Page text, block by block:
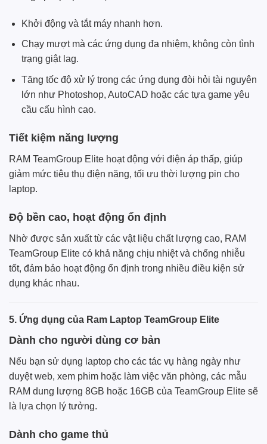
Khởi động và tắt máy nhanh hơn.
Chạy mượt mà các ứng dụng đa nhiệm, không còn tình
trạng giật lag.
Tăng tốc độ xử lý trong các ứng dụng đòi hỏi tài nguyên
lớn như Photoshop, AutoCAD hoặc các tựa game yêu
cầu cấu hình cao.
Tiết kiệm năng lượng
RAM TeamGroup Elite hoạt động với điện áp thấp, giúp
giảm mức tiêu thụ điện năng, tối ưu thời lượng pin cho
laptop.
Độ bền cao, hoạt động ổn định
Nhờ được sản xuất từ các vật liệu chất lượng cao, RAM
TeamGroup Elite có khả năng chịu nhiệt và chống nhiễu
tốt, đảm bảo hoạt động ổn định trong nhiều điều kiện sử
dụng khác nhau.
5. Ứng dụng của Ram Laptop TeamGroup Elite
Dành cho người dùng cơ bản
Nếu bạn sử dụng laptop cho các tác vụ hàng ngày như
duyệt web, xem phim hoặc làm việc văn phòng, các mẫu
RAM dung lượng 8GB hoặc 16GB của TeamGroup Elite sẽ
là lựa chọn lý tưởng.
Dành cho game thủ